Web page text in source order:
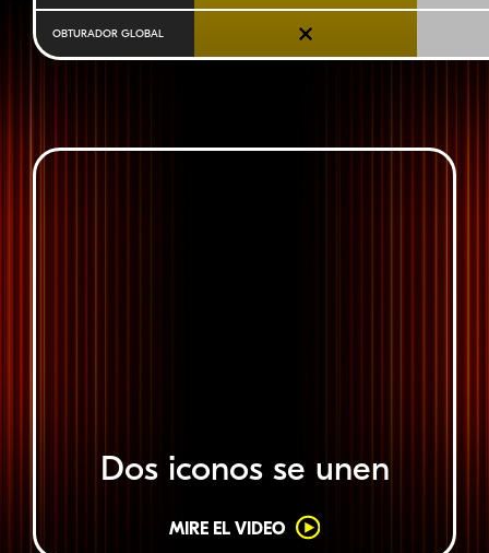
OBTURADOR GLOBAL
Dos iconos se unen
MIRE EL VIDEO